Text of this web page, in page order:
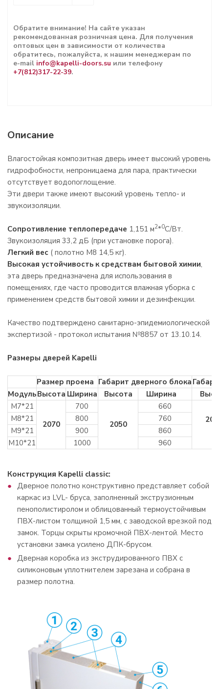
Обратите внимание! На сайте указан
рекомендованная розничная цена. Для получения
оптовых цен в зависимости от количества
обратитесь, пожалуйста, к нашим менеджерам по
e-mail info@kapelli-doors.su или телефону
+7(812)317-22-39.
Описание
Влагостойкая композитная дверь имеет высокий уровень
гидрофобности, непроницаема для пара, практически
отсутствует водопоглощение.
Эти двери также имеют высокий уровень тепло- и
звукоизоляции.
Сопротивление теплопередаче 1,151 м2*0С/Вт.
Звукоизоляция 33,2 дБ (при установке порога).
Легкий вес ( полотно М8 14,5 кг).
Высокая устойчивость к средствам бытовой химии,
эта дверь предназначена для использования в
помещениях, где часто проводится влажная уборка с
применением средств бытовой химии и дезинфекции.
Качество подтверждено санитарно-эпидемиологической
экспертизой - протокол испытания №8857 от 13.10.14.
Размеры дверей Kapelli
Размер проема Габарит дверного блока
МодульВысота Ширина Высота Ширина
М7*21
2070
700
2050
660
М8*21 800
760
М9*21
900
860
М10*21
1000 960
Конструкция Kapelli classic:
Дверное полотно конструктивно представляет cобой
каркас из LVL- бруса, заполненный экструзионным
пенополистиролом и облицованный термоустойчивым
ПВХ-листом толщиной 1,5 мм, с заводской врезкой под
замок. Торцы скрыты кромочной ПВХ-лентой. Место
установки замка усилено ДПК-брусом.
Дверная коробка из экструдированного ПВХ с
силиконовым уплотнителем зарезана и собрана в
размер полотна.